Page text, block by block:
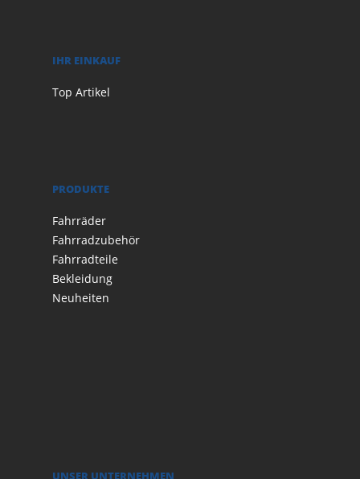
IHR EINKAUF
Top Artikel
PRODUKTE
Fahrräder
Fahrradzubehör
Fahrradteile
Bekleidung
Neuheiten
UNSER UNTERNEHMEN